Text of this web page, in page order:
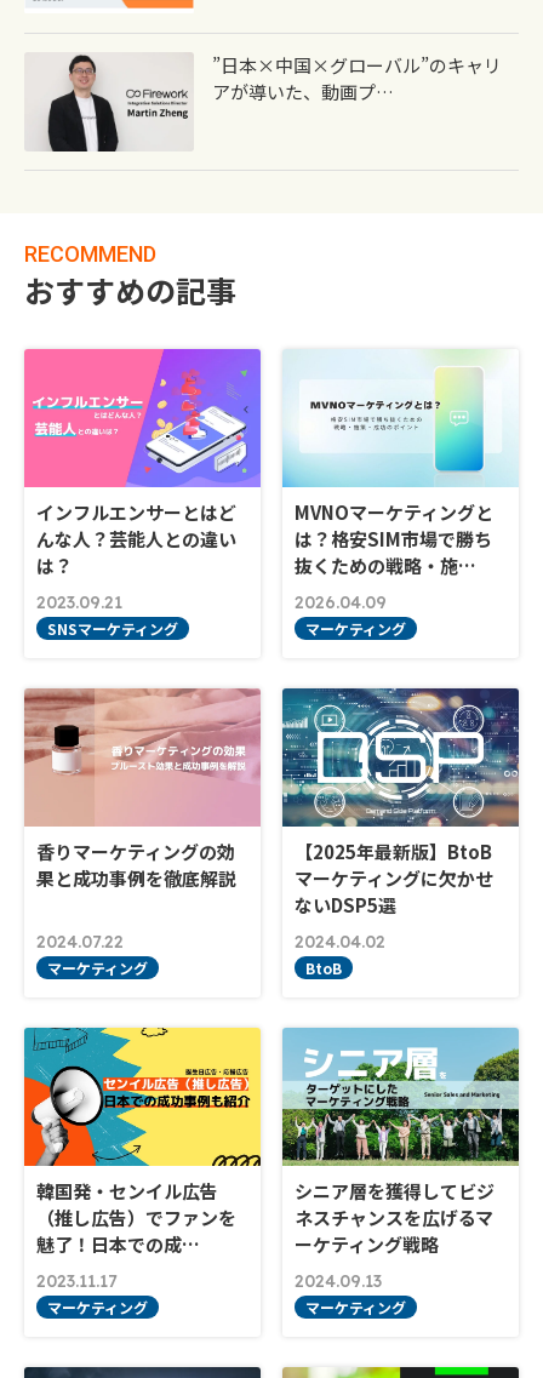
”日本×中国×グローバル”のキャリ
アが導いた、動画プ…
RECOMMEND
おすすめの記事
インフルエンサーとはど
んな人？芸能人との違い
は？
2023.09.21
SNSマーケティング
MVNOマーケティングと
は？格安SIM市場で勝ち
抜くための戦略・施…
2026.04.09
マーケティング
香りマーケティングの効
果と成功事例を徹底解説
2024.07.22
マーケティング
【2025年最新版】BtoB
マーケティングに欠かせ
ないDSP5選
2024.04.02
BtoB
韓国発・センイル広告
（推し広告）でファンを
魅了！日本での成…
2023.11.17
マーケティング
シニア層を獲得してビジ
ネスチャンスを広げるマ
ーケティング戦略
2024.09.13
マーケティング